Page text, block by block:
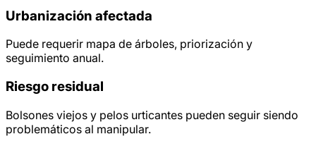
Urbanización afectada
Puede requerir mapa de árboles, priorización y
seguimiento anual.
Riesgo residual
Bolsones viejos y pelos urticantes pueden seguir siendo
problemáticos al manipular.